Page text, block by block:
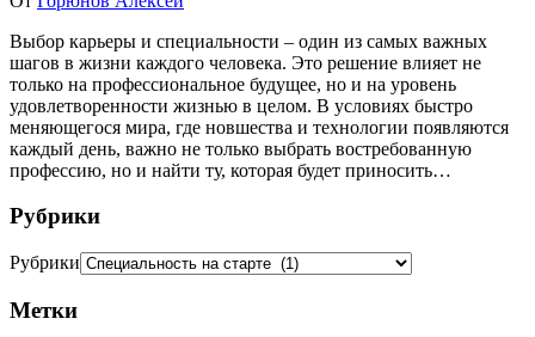
Выбор карьеры и специальности – один из самых важных
шагов в жизни каждого человека. Это решение влияет не
только на профессиональное будущее, но и на уровень
удовлетворенности жизнью в целом. В условиях быстро
меняющегося мира, где новшества и технологии появляются
каждый день, важно не только выбрать востребованную
профессию, но и найти ту, которая будет приносить…
Рубрики
Рубрики
Метки